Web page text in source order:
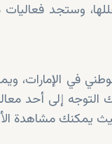
وستجد
في الإمارات،
إلى أحد
حيث يمكنك مشاهدة